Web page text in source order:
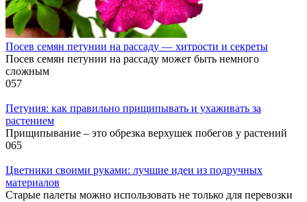
Посев семян петунии на рассаду — хитрости и секреты
Посев семян петунии на рассаду может быть немного
сложным
057
Петуния: как правильно прищипывать и ухаживать за
растением
Прищипывание – это обрезка верхушек побегов у растений
065
Цветники своими руками: лучшие идеи из подручных
материалов
Старые палеты можно использовать не только для перевозки